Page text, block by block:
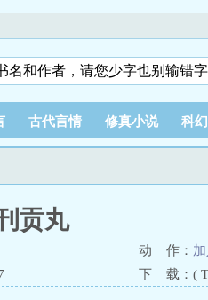
古代言情 修真小说 科
贡丸
动 作：
下 载：(